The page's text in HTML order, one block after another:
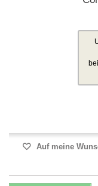
Auf meine